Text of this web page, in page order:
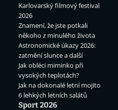
Karlovarský filmový festival
2026
Znamení, že jste potkali
někoho z minulého života
Astronomické úkazy 2026:
zatmění slunce a další
Jak obléci miminko při
vysokých teplotách?
Jak na dokonalé letní mojito
6 lehkých letních salátů
Sport 2026